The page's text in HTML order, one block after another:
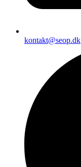
kontakt@seop.dk